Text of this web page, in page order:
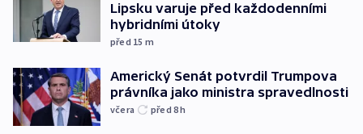
Lipsku varuje před každodenními
hybridními útoky
před 15 m
Americký Senát potvrdil Trumpova
právníka jako ministra spravedlnosti
včera před 8h